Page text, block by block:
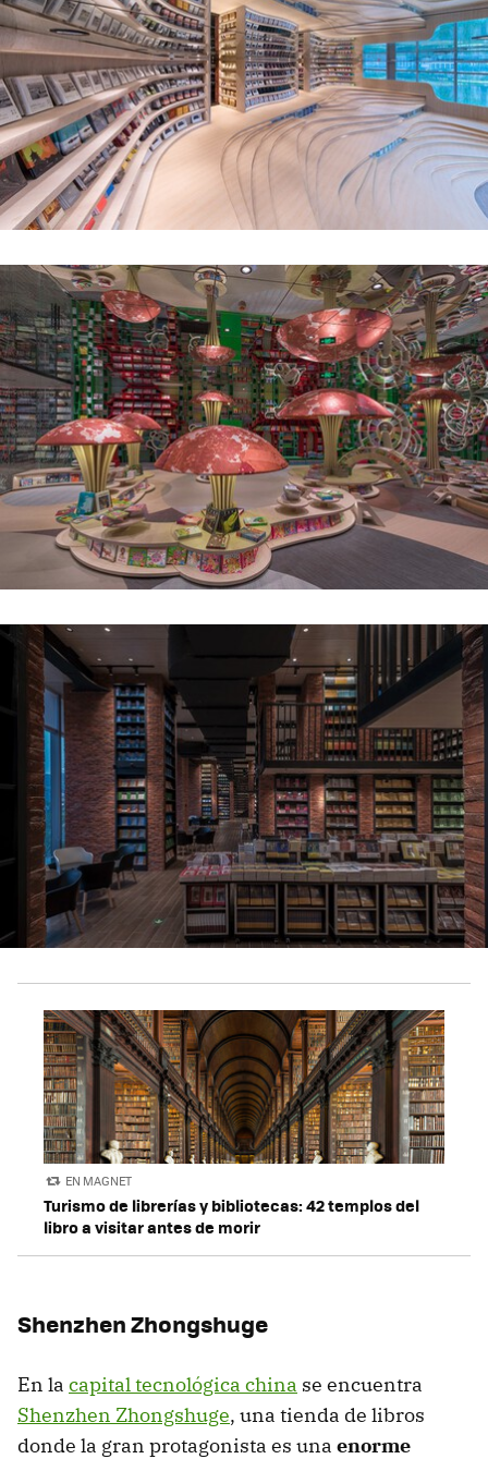
EN MAGNET
Turismo de librerías y bibliotecas: 42 templos del
libro a visitar antes de morir
Shenzhen Zhongshuge
En la capital tecnológica china se encuentra
Shenzhen Zhongshuge, una tienda de libros
donde la gran protagonista es una enorme